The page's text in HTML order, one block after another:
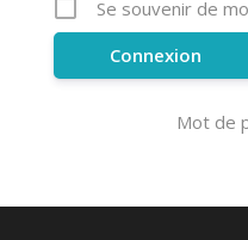
Se souvenir de
Mot de